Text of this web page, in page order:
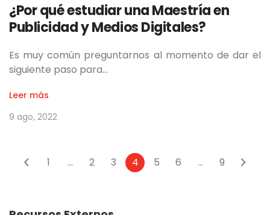
¿Por qué estudiar una Maestría en
Publicidad y Medios Digitales?
Es muy común preguntarnos al momento de dar el
siguiente paso para…
Leer más
9 ago, 2022
1 ... 2 3 4 5 6 ... 9